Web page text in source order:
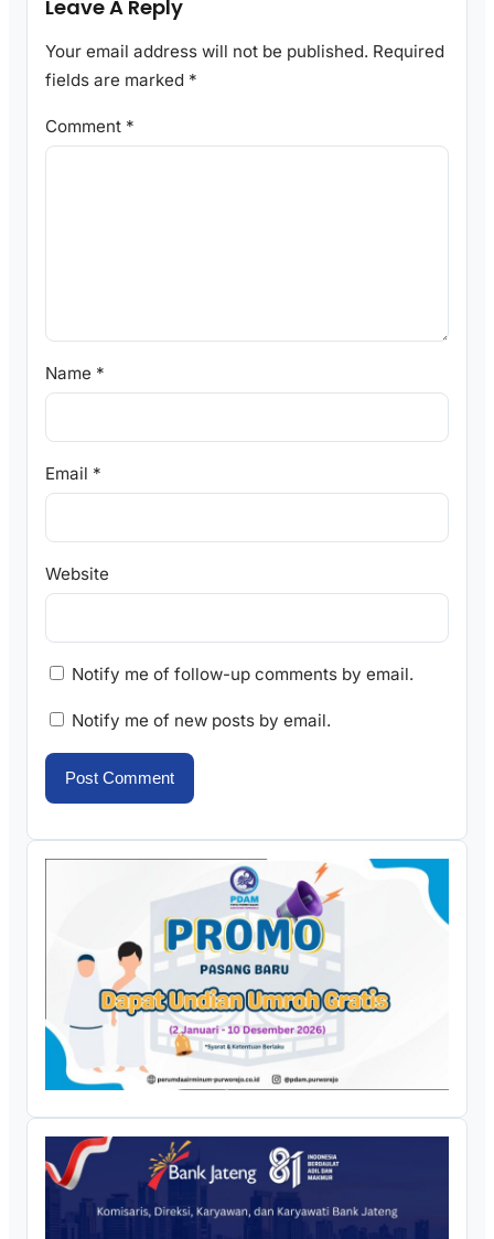
Leave A Reply
Your email address will not be published. Required
fields are marked *
Comment *
Name *
Email *
Website
Notify me of follow-up comments by email.
Notify me of new posts by email.